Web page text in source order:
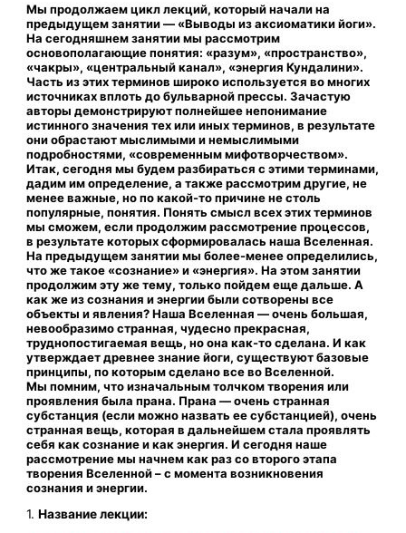
Мы продолжаем цикл лекций, который начали на
предыдущем занятии — «Выводы из аксиоматики йоги».
На сегодняшнем занятии мы рассмотрим
основополагающие понятия: «разум», «пространство»,
«чакры», «центральный канал», «энергия Кундалини».
Часть из этих терминов широко используется во многих
источниках вплоть до бульварной прессы. Зачастую
авторы демонстрируют полнейшее непонимание
истинного значения тех или иных терминов, в результате
они обрастают мыслимыми и немыслимыми
подробностями, «современным мифотворчеством».
Итак, сегодня мы будем разбираться с этими терминами,
дадим им определение, а также рассмотрим другие, не
менее важные, но по какой-то причине не столь
популярные, понятия. Понять смысл всех этих терминов
мы сможем, если продолжим рассмотрение процессов,
в результате которых сформировалась наша Вселенная.
На предыдущем занятии мы более-менее определились,
что же такое «сознание» и «энергия». На этом занятии
продолжим эту же тему, только пойдем еще дальше. А
как же из сознания и энергии были сотворены все
объекты и явления? Наша Вселенная — очень большая,
невообразимо странная, чудесно прекрасная,
труднопостигаемая вещь, но она как-то сделана. И как
утверждает древнее знание йоги, существуют базовые
принципы, по которым сделано все во Вселенной.
Мы помним, что изначальным толчком творения или
проявления была прана. Прана — очень странная
субстанция (если можно назвать ее субстанцией), очень
странная вещь, которая в дальнейшем стала проявлять
себя как сознание и как энергия. И сегодня наше
рассмотрение мы начнем как раз со второго этапа
творения Вселенной – с момента возникновения
сознания и энергии.
1.Название лекции: